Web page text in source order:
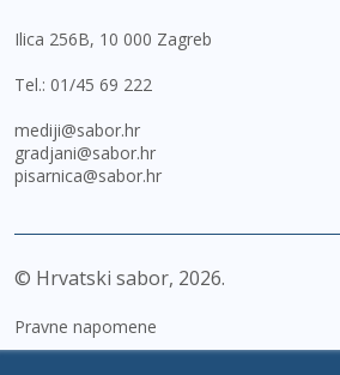
Ilica 256B, 10 000 Zagreb
Tel.: 01/45 69 222
mediji@sabor.hr
gradjani@sabor.hr
pisarnica@sabor.hr
© Hrvatski sabor, 2026
Pravne napomene